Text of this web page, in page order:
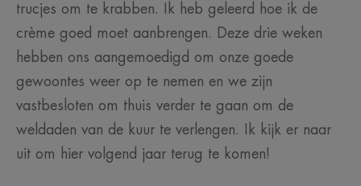
trucjes om te krabben. Ik heb geleerd hoe ik de
crème goed moet aanbrengen. Deze drie weken
hebben ons aangemoedigd om onze goede
gewoontes weer op te nemen en we zijn
vastbesloten om thuis verder te gaan om de
weldaden van de kuur te verlengen. Ik kijk er naar
uit om hier volgend jaar terug te komen!